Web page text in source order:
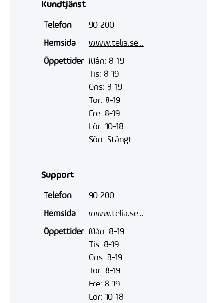
Kundtjänst
Telefon
90 200
Hemsida
www.telia.se...
Öppettider Mån: 8-19
Tis: 8-19
Ons: 8-19
Tor: 8-19
Fre: 8-19
Lör: 10-18
Sön: Stängt
Support
Telefon
90 200
Hemsida
www.telia.se...
Öppettider Mån: 8-19
Tis: 8-19
Ons: 8-19
Tor: 8-19
Fre: 8-19
Lör: 10-18